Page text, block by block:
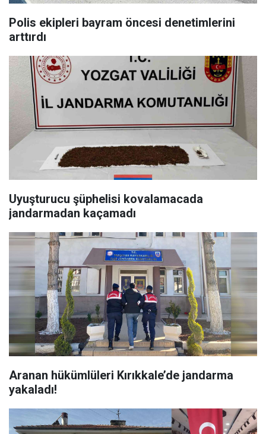
Polis ekipleri bayram öncesi denetimlerini
arttırdı
Uyuşturucu şüphelisi kovalamacada
jandarmadan kaçamadı
Aranan hükümlüleri Kırıkkale’de jandarma
yakaladı!